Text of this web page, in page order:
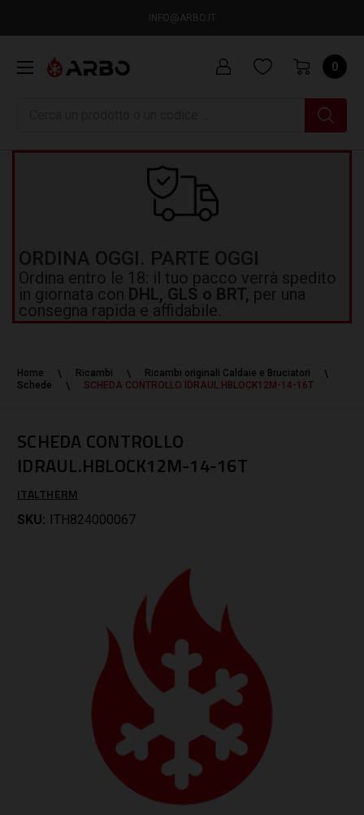
INFO@ARBO.IT
0
ORDINA OGGI. PARTE OGGI
Ordina entro le 18: il tuo pacco verrà spedito
in giornata con DHL, GLS o BRT, per una
consegna rapida e affidabile.
Home Ricambi
Ricambi originali Caldaie e Bruciatori
Schede
SCHEDA CONTROLLO IDRAUL.HBLOCK12M-14-16T
SCHEDA CONTROLLO
IDRAUL.HBLOCK12M-14-16T
ITALTHERM
SKU: ITH824000067